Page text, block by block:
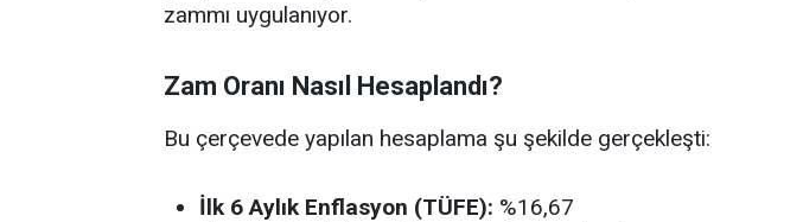
zammı uygulanıyor.
Zam Oranı Nasıl Hesaplandı?
Bu çerçevede yapılan hesaplama şu şekilde gerçekleşti:
İlk 6 Aylık Enflasyon (TÜFE): %16,67